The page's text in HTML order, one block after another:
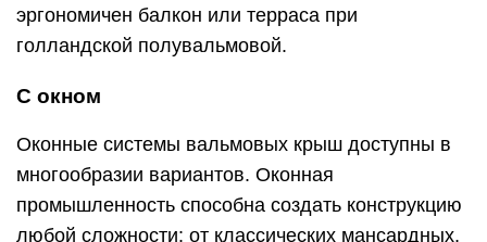
эргономичен балкон или терраса при
голландской полувальмовой.
С окном
Оконные системы вальмовых крыш доступны в
многообразии вариантов. Оконная
промышленность способна создать конструкцию
любой сложности: от классических мансардных,